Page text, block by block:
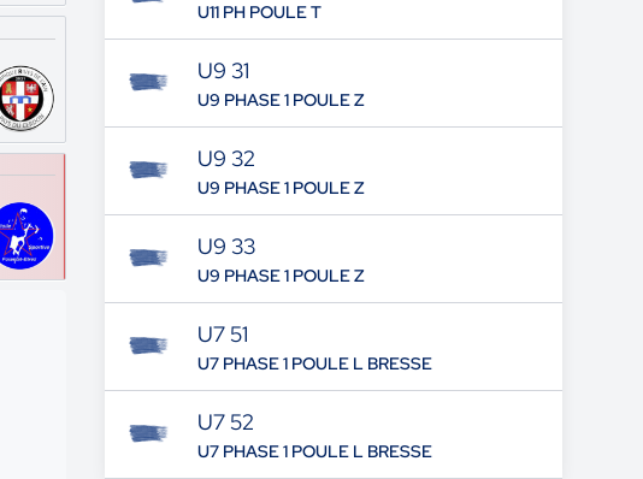
U11 PH POULE T
U9 31
U9 PHASE 1 POULE Z
U9 32
U9 PHASE 1 POULE Z
U9 33
U9 PHASE 1 POULE Z
U7 51
U7 PHASE 1 POULE L BRESSE
U7 52
U7 PHASE 1 POULE L BRESSE